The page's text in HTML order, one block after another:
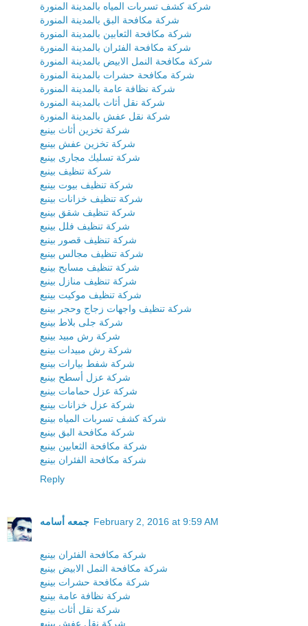
شركة كشف تسربات المياه بالمدينة المنورة
شركة مكافحة البق بالمدينة المنورة
شركة مكافحة الثعابين بالمدينة المنورة
شركة مكافحة الفئران بالمدينة المنورة
شركة مكافحة النمل الابيض بالمدينة المنورة
شركة مكافحة حشرات بالمدينة المنورة
شركة نظافة عامة بالمدينة المنورة
شركة نقل أثاث بالمدينة المنورة
شركة نقل عفش بالمدينة المنورة
شركة تخزين أثاث بينبع
شركة تخزين عفش بينبع
شركة تسليك مجارى بينبع
شركة تنظيف بينبع
شركة تنظيف بيوت بينبع
شركة تنظيف خزانات بينبع
شركة تنظيف شقق بينبع
شركة تنظيف فلل بينبع
شركة تنظيف قصور بينبع
شركة تنظيف مجالس بينبع
شركة تنظيف مسابح بينبع
شركة تنظيف منازل بينبع
شركة تنظيف موكيت بينبع
شركة تنظيف واجهات زجاج وحجر بينبع
شركة جلى بلاط بينبع
شركة رش مبيد بينبع
شركة رش مبيدات بينبع
شركة شفط بيارات بينبع
شركة عزل أسطح بينبع
شركة عزل حمامات بينبع
شركة عزل خزانات بينبع
شركة كشف تسربات المياه بينبع
شركة مكافحة البق بينبع
شركة مكافحة الثعابين بينبع
شركة مكافحة الفئران بينبع
Reply
جمعه أسامه February 2, 2016 at 9:59 AM
شركة مكافحة الفئران بينبع
شركة مكافحة النمل الابيض بينبع
شركة مكافحة حشرات بينبع
شركة نظافة عامة بينبع
شركة نقل أثاث بينبع
شركة نقل عفش بينبع